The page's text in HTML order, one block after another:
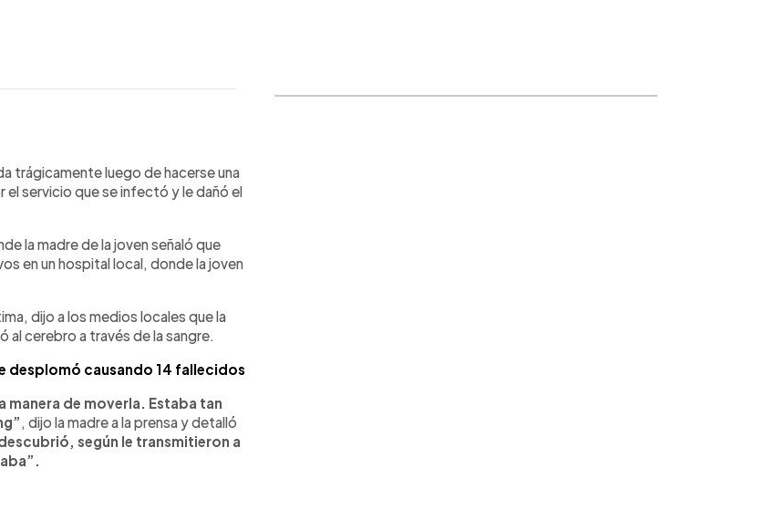
trágicamente luego de hacerse una
el servicio que se infectó y le dañó el
la madre de la joven señaló que
en un hospital local, donde la joven
dijo a los medios locales que la
al cerebro a través de la sangre.
desplomó causando 14 fallecidos
manera de moverla. Estaba tan
, dijo la madre a la prensa y detalló
según le transmitieron a